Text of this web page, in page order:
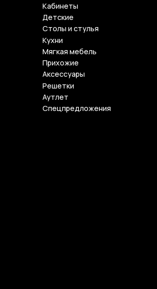
Кабинеты
Детские
Столы и стулья
Кухни
Мягкая мебель
Прихожие
Аксессуары
Решетки
Аутлет
Спецпредложения